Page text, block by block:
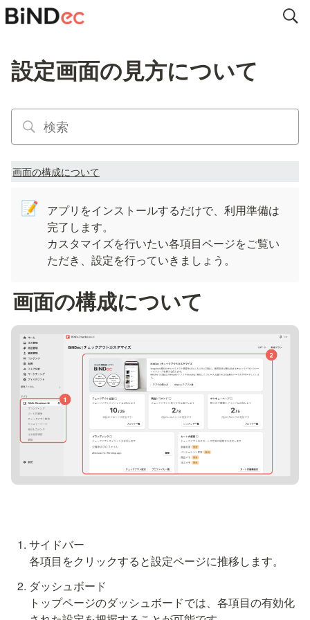
設定画面の見方について
画面の構成について
📝
アプリをインストールするだけで、利用準備は
完了します。
カスタマイズを行いたい各項目ページをご覧い
ただき、設定を行っていきましょう。
画面の構成について
サイドバー
各項目をクリックすると設定ページに推移します。
ダッシュボード
トップページのダッシュボードでは、各項目の有効化